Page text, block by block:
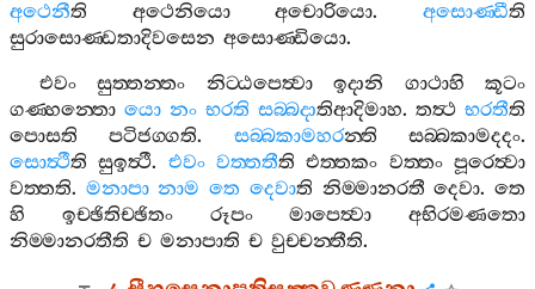
අථෙනීති අථෙනියො අචොරියො.අසොණ‍්ඩීති
සුරාසොණ‍්ඩතාදිවසෙන අසොණ‍්ඩියො.
එවං
සුත‍්තන‍්තං නිට‍්ඨපෙත්‍වා ඉදානි ගාථාහි
කූටං
ගණ‍්හන‍්තො යො නං භරති සබ‍්බදාතිආදිමාහ. තත්‍ථ භරතීති
පොසති
පටිජග‍්ගති. සබ‍්බකාමහරන‍්ති සබ‍්බකාමදදං.
සොත්‍ථීති සුඉත්‍ථී. එවං වත‍්තතීති එත‍්තකං වත‍්තං පූරෙත්‍වා
වත‍්තති. මනාපා නාම තෙ දෙවාති නිම‍්මානරතී දෙවා.තෙ
හි
ඉච‍්ඡිතිච‍්ඡිතං රූපං මාපෙත්‍වා
අභිරමණතො
නිම‍්මානරතීති ච මනාපාති ච වුච‍්චන‍්තීති.